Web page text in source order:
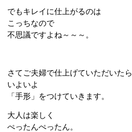
でもキレイに仕上がるのは
こっちなので
不思議ですよね～～～。
さてご夫婦で仕上げていただいたら
いよいよ
「手形」をつけていきます。
大人は楽しく
ぺったんぺったん。